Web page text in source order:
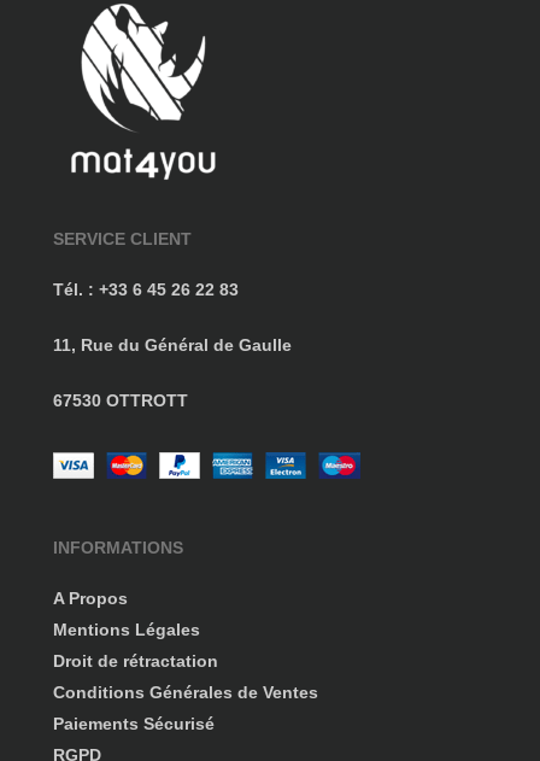
SERVICE CLIENT
Tél. : +33 6 45 26 22 83
11, Rue du Général de Gaulle
67530 OTTROTT
INFORMATIONS
A Propos
Mentions Légales
Droit de rétractation
Conditions Générales de Ventes
Paiements Sécurisé
RGPD